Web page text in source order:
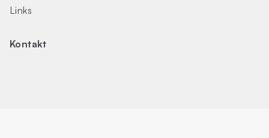
Links
Kontakt